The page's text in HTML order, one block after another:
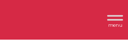
Header
Rechts